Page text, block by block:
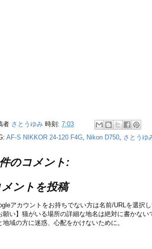
者 さとうゆみ 時刻: 7:03
AF-S NIKKOR 24-120 F4G, Nikon D750, さとうゆ
のコメント:
メントを投稿
アカウントをお持ちでない方は名前/URLを選択し
願い】猫がいる場所の詳細な地名は絶対に書かない
地域の方に迷惑、心配をかけないために。